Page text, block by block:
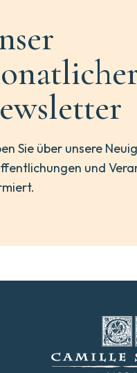
Sie über unsere
und